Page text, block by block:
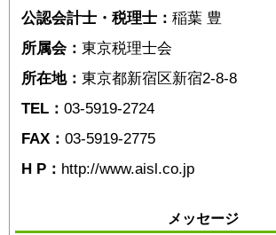
公認会計士・税理士： 稲葉 豊
所属会： 東京税理士会
所在地： 東京都新宿区新宿2-8-8
TEL： 03-5919-2724
FAX： 03-5919-2775
H P： http://www.aisl.co.jp
メッセージ